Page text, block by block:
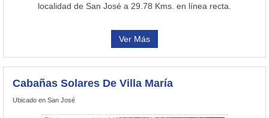
localidad de San José a 29.78 Kms. en línea recta.
Ver Más
Cabañas Solares De Villa María
Ubicado en San José